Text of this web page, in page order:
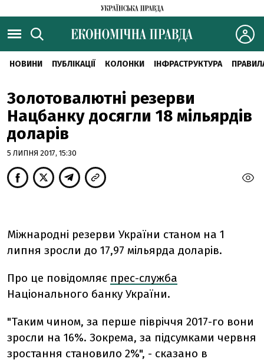
НОВИНИ ПУБЛІКАЦІЇ КОЛОНКИ ІНФРАСТРУКТУРА
Золотовалютні резерви
Нацбанку досягли 18 мільярдів
доларів
5 ЛИПНЯ 2017, 15:30
Міжнародні резерви України станом на 1
липня зросли до 17,97 мільярда доларів.
Про це повідомляє прес-служба
Національного банку України.
"Таким чином, за перше півріччя 2017-го вони
зросли на 16%. Зокрема, за підсумками червня
зростання становило 2%", - сказано в